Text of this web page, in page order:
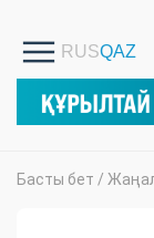
Басты бет /